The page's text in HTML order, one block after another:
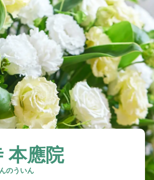
本應院
のういん